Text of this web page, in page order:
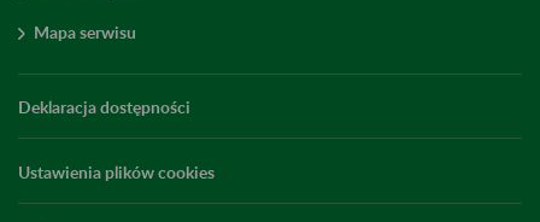
Mapa serwisu
Deklaracja dostępności
Ustawienia plików cookies